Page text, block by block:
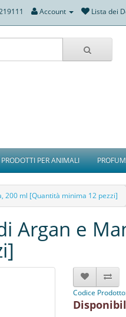
Account Lista dei
PRODOTTI PER ANIMALI
200 ml [Quantità minima 12 pezzi]
Argan e
Codice